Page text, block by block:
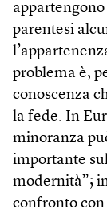
parentesi
problema è,
conoscenza
la fede. In
minoranza
importante
modernità”;
confronto con